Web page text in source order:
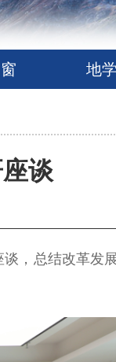
地
谈
，总结改革发